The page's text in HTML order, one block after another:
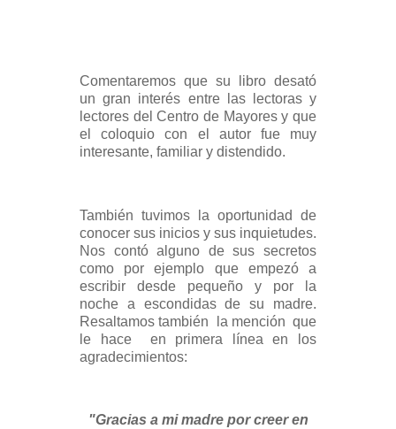
Comentaremos que su libro desató
un gran interés entre las lectoras y
lectores del Centro de Mayores y que
el coloquio con el autor fue muy
interesante, familiar y distendido.
También tuvimos la oportunidad de
conocer sus inicios y sus inquietudes.
Nos contó alguno de sus secretos
como por ejemplo que empezó a
escribir desde pequeño y por la
noche a escondidas de su madre.
Resaltamos también la mención que
le hace en primera línea en los
agradecimientos:
"Gracias a mi madre por creer en